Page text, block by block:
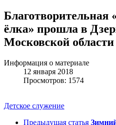
Благотворительная
ёлка» прошла в
Московской области
Информация о материале
12 января 2018
Просмотров: 1574
Детское служение
Предыдущая статья